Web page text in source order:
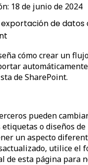
18 de junio de 2024
de datos
cómo crear un
de SharePoint.
pueden
o diseños
un aspecto
utilice el
de esta página para